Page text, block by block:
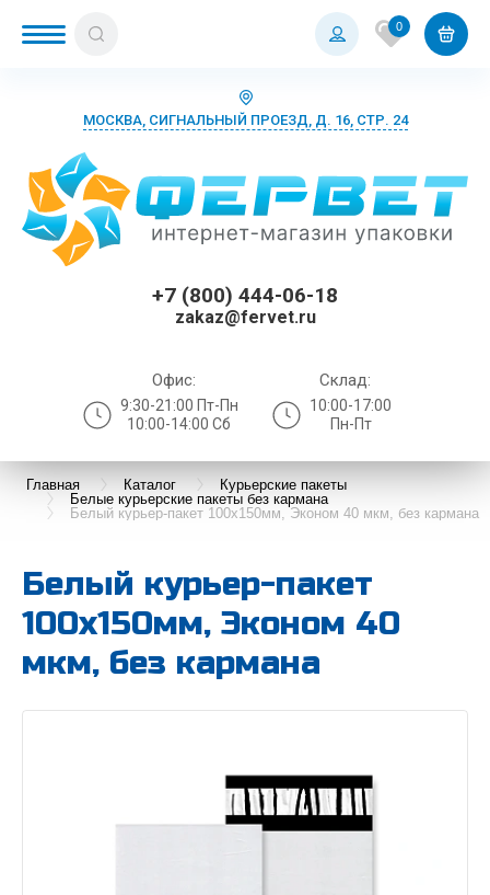
0
МОСКВА, СИГНАЛЬНЫЙ ПРОЕЗД, Д. 16, СТР. 24
+7 (800) 444-06-18
zakaz@fervet.ru
Офис:
9:30-21:00 Пт-Пн
10:00-14:00 Сб
Склад:
10:00-17:00
Пн-Пт
Главная Каталог
Курьерские пакеты
Белые курьерские пакеты без кармана
Белый курьер-пакет 100х150мм, Эконом 40 мкм, без кармана
Белый курьер-пакет
100х150мм, Эконом 40
мкм, без кармана